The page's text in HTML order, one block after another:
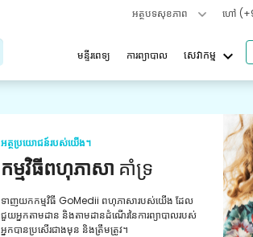
អត្ថបទសុខភាព ហៅ
មន្ទីរពេទ្យ ការព្យាបាល សេវាកម្ម keyboard_arrow_down
អត្ថប្រយោជន៍របស់យើង។
កម្មវិធីពហុភាសា គាំទ្រ
ទាញយកកម្មវិធី GoMedii ពហុភាសារបស់យើង ដែល
ជួយអ្នកតាមដាន និងតាមដានដំណើរនៃការព្យាបាលរបស់
អ្នកបានប្រសើរជាងមុន និងត្រឹមត្រូវ។